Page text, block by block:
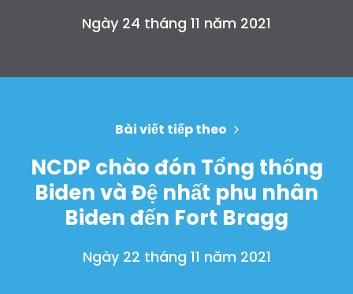
Ngày 24 tháng 11 năm 2021
Bài viết tiếp theo
NCDP chào đón Tổng thống
Biden và Đệ nhất phu nhân
Biden đến Fort Bragg
Ngày 22 tháng 11 năm 2021